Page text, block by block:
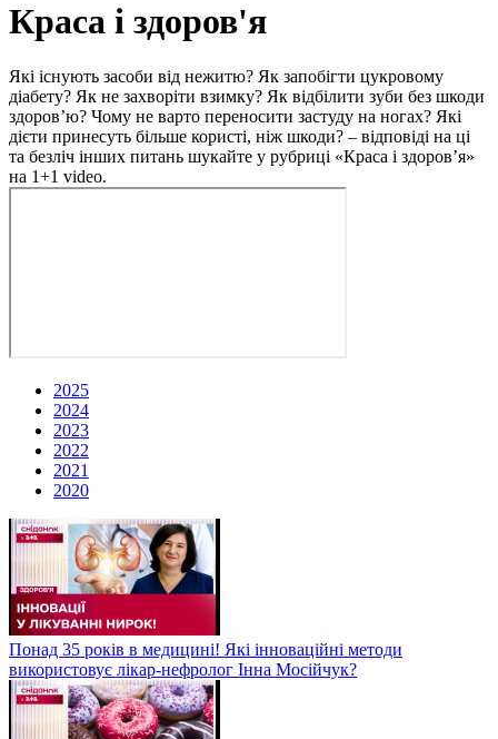
Краса і здоров'я
Які існують засоби від нежитю? Як запобігти цукровому
діабету? Як не захворіти взимку? Як відбілити зуби без шкоди
здоров’ю? Чому не варто переносити застуду на ногах? Які
дієти принесуть більше користі, ніж шкоди? – відповіді на ці
та безліч інших питань шукайте у рубриці «Краса і здоров’я»
на 1+1 video.
2025
2024
2023
2022
2021
2020
Понад 35 років в медицині! Які інноваційні методи
використовує лікар-нефролог Інна Мосійчук?